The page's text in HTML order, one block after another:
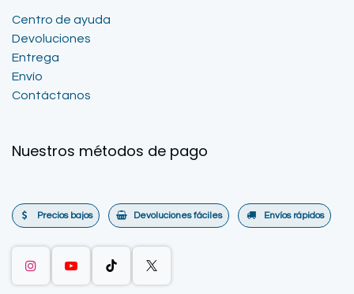
Centro de ayuda
Devoluciones
Entrega
Envío
Contáctanos
Nuestros métodos de pago
Precios bajos Devoluciones fáciles Envíos rápidos